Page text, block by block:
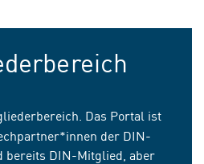
Das Portal ist
der DIN-
bereits DIN-Mitglied, aber